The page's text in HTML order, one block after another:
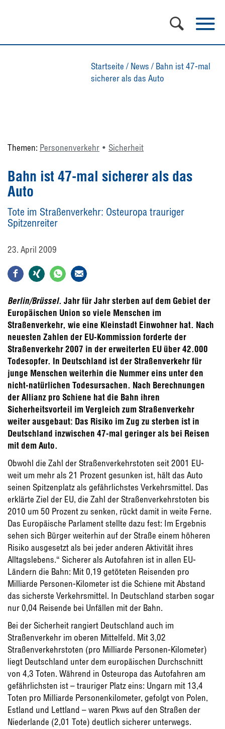
Startseite / News / Bahn ist 47-mal
sicherer als das Auto
Themen: Personenverkehr Sicherheit
Bahn ist 47-mal sicherer als das
Auto
Tote im Straßenverkehr: Osteuropa trauriger
Spitzenreiter
23. April 2009
Berlin/Brüssel. Jahr für Jahr sterben auf dem Gebiet der
Europäischen Union so viele Menschen im
Straßenverkehr, wie eine Kleinstadt Einwohner hat. Nach
neuesten Zahlen der EU-Kommission forderte der
Straßenverkehr 2007 in der erweiterten EU über 42.000
Todesopfer. In Deutschland ist der Straßenverkehr für
junge Menschen weiterhin die Nummer eins unter den
nicht-natürlichen Todesursachen. Nach Berechnungen
der Allianz pro Schiene hat die Bahn ihren
Sicherheitsvorteil im Vergleich zum Straßenverkehr
weiter ausgebaut: Das Risiko im Zug zu sterben ist in
Deutschland inzwischen 47-mal geringer als bei Reisen
mit dem Auto.
Obwohl die Zahl der Straßenverkehrstoten seit 2001 EU-
weit um mehr als 21 Prozent gesunken ist, hält das Auto
seinen Spitzenplatz als gefährlichstes Verkehrsmittel. Das
erklärte Ziel der EU, die Zahl der Straßenverkehrstoten bis
2010 um 50 Prozent zu senken, rückt damit in weite Ferne.
Das Europäische Parlament stellte dazu fest: Im Ergebnis
sehen sich Bürger weiterhin auf der Straße einem höheren
Risiko ausgesetzt als bei jeder anderen Aktivität ihres
Alltagslebens.“ Sicherer als Autofahren ist in allen EU-
Ländern die Bahn: Mit 0,19 getöteten Reisenden pro
Milliarde Personen-Kilometer ist die Schiene mit Abstand
das sicherste Verkehrsmittel. In Deutschland starben sogar
nur 0,04 Reisende bei Unfällen mit der Bahn.
Bei der Sicherheit rangiert Deutschland auch im
Straßenverkehr im oberen Mittelfeld. Mit 3,02
Straßenverkehrstoten (pro Milliarde Personen-Kilometer)
liegt Deutschland unter dem europäischen Durchschnitt
von 4,3 Toten. Während in Osteuropa das Autofahren am
gefährlichsten ist – trauriger Platz eins: Ungarn mit 13,4
Toten pro Milliarde Personenkilometer, gefolgt von Polen,
Estland und Lettland – waren Pkws auf den Straßen der
Niederlande (2,01 Tote) deutlich sicherer unterwegs.